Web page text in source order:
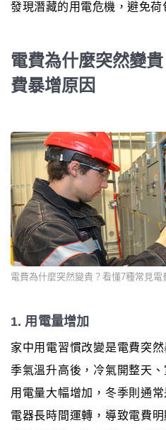
發現潛藏的用電危機，避免荷
電費為什麼突然變
費暴增原因
電費為什麼突然變貴？看懂7種常見電
1. 用電量增加
家中用電習慣改變是電費突
季氣溫升高後，冷氣開整天
用電量大幅增加，冬季則通
電器長時間運轉，導致電費